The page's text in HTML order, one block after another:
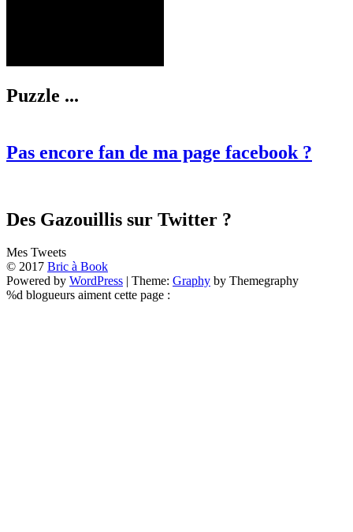
Puzzle ...
Pas encore fan de ma page facebook ?
Des Gazouillis sur Twitter ?
Mes Tweets
© 2017 Bric à Book
Powered by WordPress | Theme: Graphy by Themegraphy
%d blogueurs aiment cette page :